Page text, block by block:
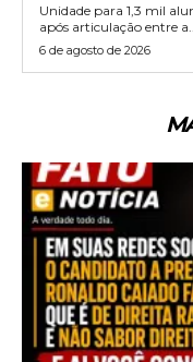
Unidade para 1,3 mil
após articulação entre
6 de agosto de 2026